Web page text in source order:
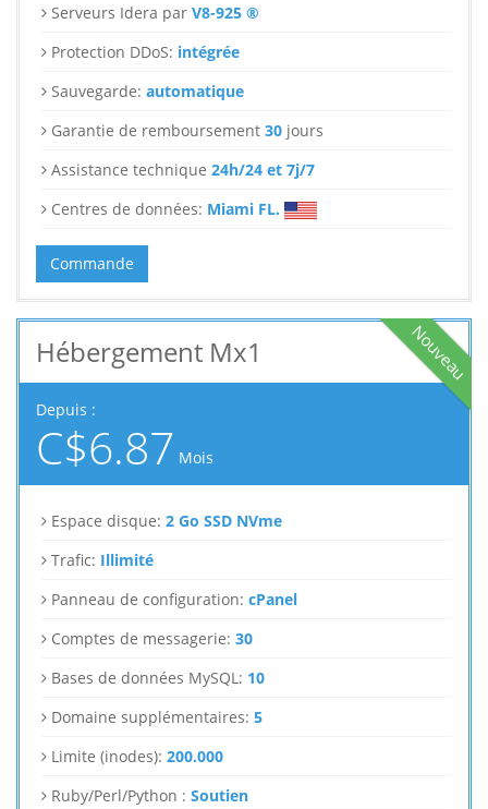
Serveurs Idera par V8-925 ®
Protection DDoS: intégrée
Sauvegarde: automatique
Garantie de remboursement 30 jours
Assistance technique 24h/24 et 7j/7
Centres de données: Miami FL.
Commande
Hébergement Mx1
Depuis :
C$6.87 Mois
Espace disque: 2 Go SSD NVme
Trafic: Illimité
Panneau de configuration: cPanel
Comptes de messagerie: 30
Bases de données MySQL: 10
Domaine supplémentaires: 5
Limite (inodes): 200.000
Ruby/Perl/Python : Soutien
Nouveau